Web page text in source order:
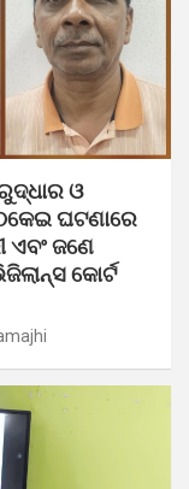
ଓ
ଘଟଣାରେ
ଜଣେ
କୋର୍ଟ